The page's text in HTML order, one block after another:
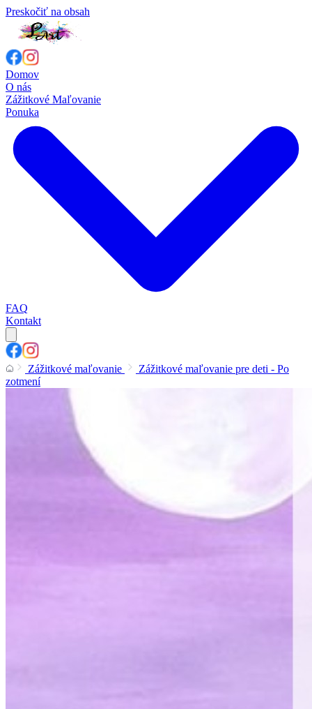
Preskočiť na obsah
Domov
O nás
Zážitkové Maľovanie
Ponuka
FAQ
Kontakt
Zážitkové maľovanie
Zážitkové maľovanie pre deti - Po
zotmení